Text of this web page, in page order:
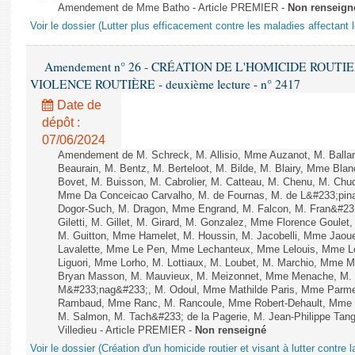
Amendement de Mme Batho - Article PREMIER - Non
Voir le dossier (Lutter plus efficacement contre les maladies affectant
Amendement n° 26 - CRÉATION DE L'HOMICIDE
VIOLENCE ROUTIÈRE - deuxième lecture - n° 2417
Date de
dépôt :
07/06/2024
Amendement de M. Schreck, M. Allisio, Mme Auzanot, M.
Beaurain, M. Bentz, M. Berteloot, M. Bilde, M. Blairy, Mme
Bovet, M. Buisson, M. Cabrolier, M. Catteau, M. Chenu, M.
Mme Da Conceicao Carvalho, M. de Fournas, M. de
Dogor-Such, M. Dragon, Mme Engrand, M. Falcon, M.
Giletti, M. Gillet, M. Girard, M. Gonzalez, Mme Florence
M. Guitton, Mme Hamelet, M. Houssin, M. Jacobelli, Mme
Lavalette, Mme Le Pen, Mme Lechanteux, Mme Lelouis, Mme
Liguori, Mme Lorho, M. Lottiaux, M. Loubet, M. Marchio, Mme
Bryan Masson, M. Mauvieux, M. Meizonnet, Mme Menache,
M&#233;nag&#233;, M. Odoul, Mme Mathilde Paris, Mme
Rambaud, Mme Ranc, M. Rancoule, Mme Robert-Dehault,
M. Salmon, M. Tach&#233; de la Pagerie, M. Jean-Philippe
Villedieu - Article PREMIER - Non renseigné
Voir le dossier (Création d'un homicide routier et visant à lutter contre